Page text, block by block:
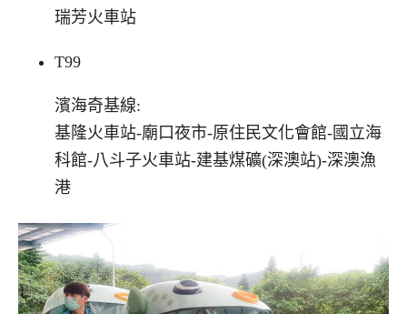
瑞芳火車站
T99
濱海奇基線:
基隆火車站-廟口夜市-原住民文化會館-國立海
科館-八斗子火車站-建基煤礦(深澳站)-深澳漁
港